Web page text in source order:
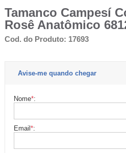
Tamanco Campesí
Rosê Anatômico
Cod. do Produto: 17693
Avise-me quando chegar
Nome*:
Email*: